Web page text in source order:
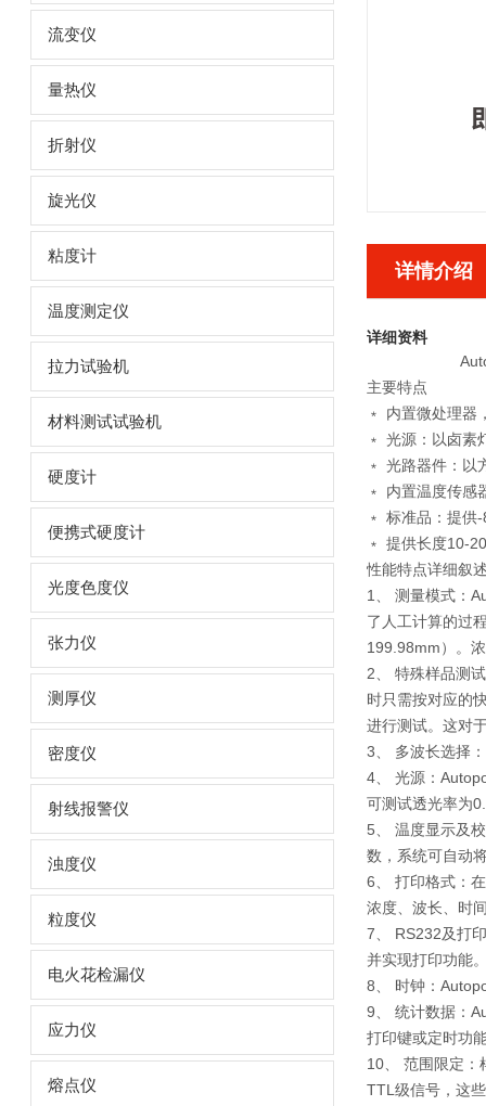
流变仪
量热仪
折射仪
旋光仪
粘度计
温度测定仪
拉力试验机
材料测试试验机
硬度计
便携式硬度计
光度色度仪
张力仪
测厚仪
密度仪
射线报警仪
浊度仪
粒度仪
电火花检漏仪
应力仪
熔点仪
详情介绍
详细资料
主要特点
﹡ 内置微处理器
﹡ 光源：以卤素
﹡ 光路器件：以
﹡ 内置温度传感
﹡ 标准品：提供
﹡ 提供长度10-
性能特点详细叙
1、 测量模式：
了人工计算的过
199.98mm）。
2、 特殊样品测
时只需按对应的
进行测试。这对
3、 多波长选择
4、 光源：
可测试透光率为
5、 温度显示及
数，系统可自动
6、 打印格式：
浓度、波长、时
7、 RS232及打
并实现打印功能
8、 时钟：
9、 统计数据：
打印键或定时功
10、 范围限定：
TTL级信号，这